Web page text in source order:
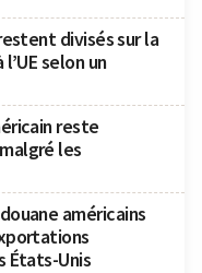
divisés sur la
selon un
reste
les
américains
États-Unis